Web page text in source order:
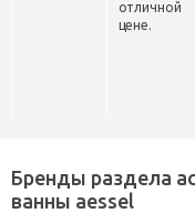
отличной
цене.
Бренды раздела
ванны aessel